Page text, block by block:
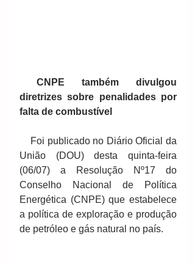
CNPE também divulgou
diretrizes sobre penalidades por
falta de combustível
União (DOU) desta quinta-feira
(06/07) a Resolução Nº17 do
Conselho Nacional de Política
Energética (CNPE) que estabelece
a política de exploração e produção
de petróleo e gás natural no país.